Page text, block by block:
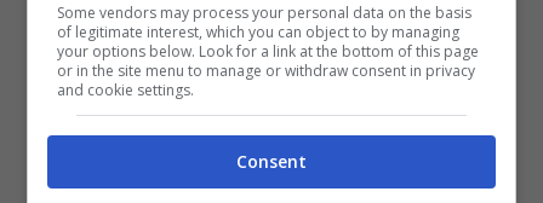
infatti unpicchiadurocon grandi ambizioni.
Prima fra tutte quella di essere
multipiattaforma
platform totale,
stuzzicare tutti quelli che per esempio su
Some vendors may process your personal data on the basis
of legitimate interest, which you can object to by managing
your options below. Look for a link at the bottom of this page
or in the site menu to manage or withdraw consent in privacy
and cookie settings.
Consent